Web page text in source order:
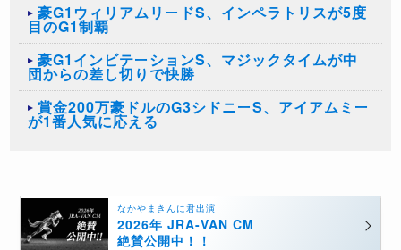
豪G1ウィリアムリードS、インペラトリスが5度
目のG1制覇
豪G1インビテーションS、マジックタイムが中
団からの差し切りで快勝
賞金200万豪ドルのG3シドニーS、アイアムミー
が1番人気に応える
なかやまきんに君出演
2026年 JRA-VAN CM
絶賛公開中！！